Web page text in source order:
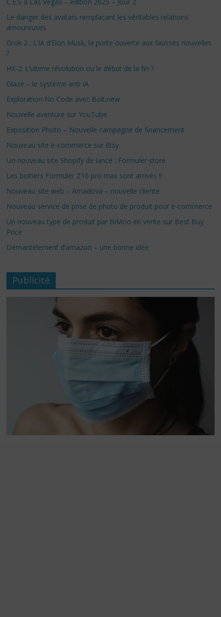
Le danger des avatars remplacant les véritables relations
amoureuses
Grok 2 : L’IA d’Elon Musk, la porte ouverte aux fausses nouvelles
?
HX-2: L’ultime révolution ou le début de la fin ?
Glaze – le système anti IA
Exploration No Code avec Bolt.new
Nouvelle aventure sur YouTube
Exposition Photo – Nouvelle campagne de financement
Nouveau site e-commerce sur Etsy
Un nouveau site Shopify de lancé : Formuler store
Les boitiers Formuler Z10 pro max sont arrivés !!
Nouveau site web – Amadova – nouvelle cliente
Nouveau service de prise de photo de produit pour e-commerce
Un nouveau type de produit par BiMoo en vente sur Best Buy
Price
Démantèlement d’amazon – une bonne idée
Publicité